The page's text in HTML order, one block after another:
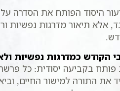
היסוד הפותח את הסדרה
אלא תיאור מדרגות נפשיות
הקודש כמדרגות נפשיות
פותח בקביעה יסודית: כל
את התורה למישור החיים,